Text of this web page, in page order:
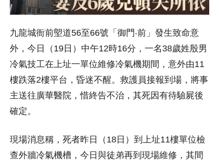
九龍城衙前塱道56至66號「御門‧前」發生致命意
外，今日（19日）中午12時16分，一名38歲姓殷男
冷氣技工在上址一單位維修冷氣機期間，意外由11
樓跌落2樓平台，昏迷不醒。救護員接報到場，將事
主送往廣華醫院，惜終告不治，其死因有待驗屍後
確定。
現場消息稱，死者昨日（18日）到上址11樓單位檢
查外牆冷氣機槽，今日與徒弟再到現場維修，其間